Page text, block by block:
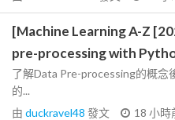
[Machine Learning A-Z
pre-processing with
了解Data Pre-processing的概念
的...
由 duckravel48 發文 18 小時